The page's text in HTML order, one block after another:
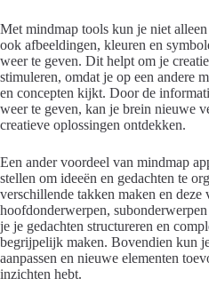
Met mindmap tools kun je niet
ook afbeeldingen, kleuren en
weer te geven. Dit helpt om je
stimuleren, omdat je op een andere
en concepten kijkt. Door de
weer te geven, kan je brein nieuwe
creatieve oplossingen ontdekken.
Een ander voordeel van mindmap
stellen om ideeën en gedachten te
verschillende takken maken en deze
hoofdonderwerpen,
je je gedachten structureren en
begrijpelijk maken. Bovendien kun
aanpassen en nieuwe elementen
inzichten hebt.